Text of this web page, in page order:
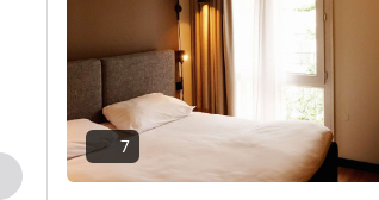
이전 - 객실
7